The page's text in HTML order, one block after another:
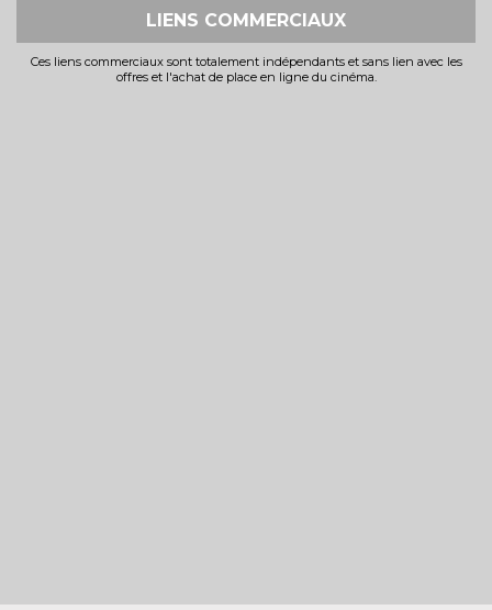
LIENS COMMERCIAUX
Ces liens commerciaux sont totalement indépendants et sans lien avec les
offres et l'achat de place en ligne du cinéma.